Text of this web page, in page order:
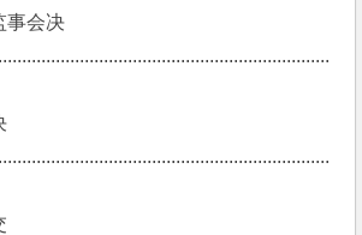
事会决